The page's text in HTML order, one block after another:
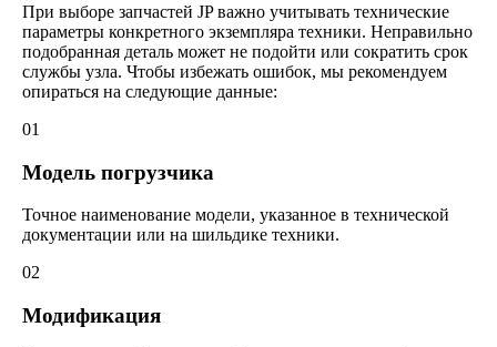
При выборе запчастей JP важно учитывать технические
параметры конкретного экземпляра техники. Неправильно
подобранная деталь может не подойти или сократить срок
службы узла. Чтобы избежать ошибок, мы рекомендуем
опираться на следующие данные:
01
Модель погрузчика
Точное наименование модели, указанное в технической
документации или на шильдике техники.
02
Модификация